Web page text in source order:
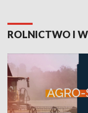
ROLNICTWO I